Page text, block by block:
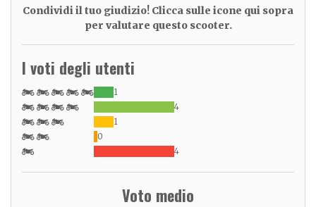
Condividi il tuo giudizio! Clicca sulle icone qui sopra
per valutare questo scooter.
I voti degli utenti
1
4
1
0
4
Voto medio